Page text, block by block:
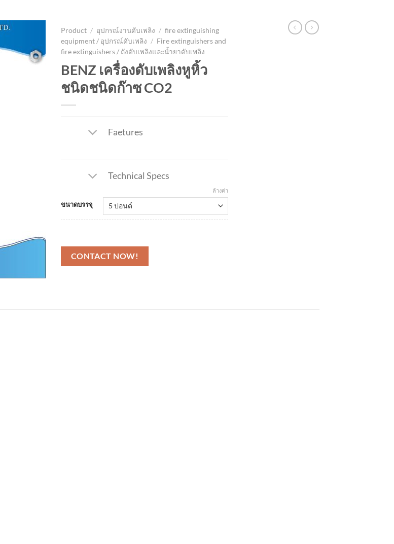
Product / อุปกรณ์งานดับเพลิง / fire extinguishing
equipment / อุปกรณ์ดับเพลิง / Fire extinguishers and
fire extinguishers / ถังดับเพลิงและน้ำยาดับเพลิง
BENZ เครื่องดับเพลิงหูหิ้ว
ชนิดชนิดก๊าซ CO2
Faetures
Technical Specs
ขนาดบรรจุ
ล้างค่า